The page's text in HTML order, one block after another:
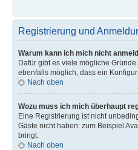
Registrierung und
Warum kann ich mich nicht
Dafür gibt es viele mögliche
ebenfalls möglich, dass ein
Nach oben
Wozu muss ich mich überhaupt
Eine Registrierung ist nicht
Gäste nicht haben: zum Beispiel
bringt.
Nach oben